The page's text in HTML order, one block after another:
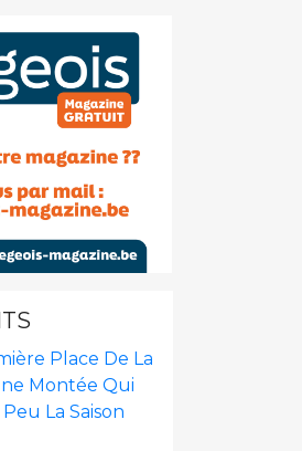
Place De La
Montée Qui
La Saison